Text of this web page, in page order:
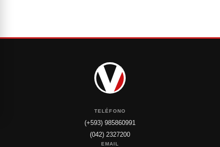
TELÉFONO
(+593) 985860991
(042) 2327200
EMAIL